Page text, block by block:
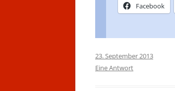
Facebook
23. September 2013
Eine Antwort